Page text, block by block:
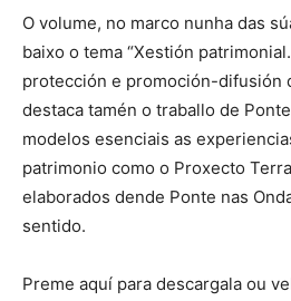
O volume, no marco nunha das
baixo o tema “Xestión
protección e promoción-difusión
destaca tamén o traballo de
modelos esenciais as
patrimonio como o Proxecto
elaborados dende Ponte nas
sentido.
Preme aquí para descargala ou